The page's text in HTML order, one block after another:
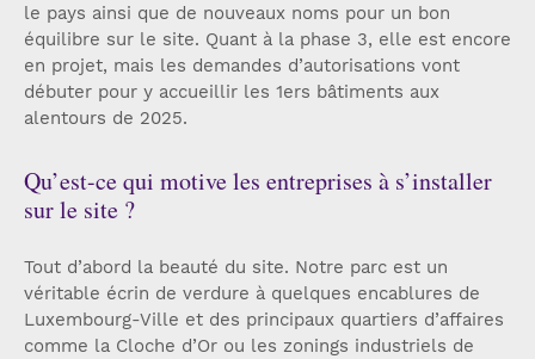
le pays ainsi que de nouveaux noms pour un bon
équilibre sur le site. Quant à la phase 3, elle est encore
en projet, mais les demandes d’autorisations vont
débuter pour y accueillir les 1ers bâtiments aux
alentours de 2025.
Qu’est-ce qui motive les entreprises à s’installer
sur le site ?
Tout d’abord la beauté du site. Notre parc est un
véritable écrin de verdure à quelques encablures de
Luxembourg-Ville et des principaux quartiers d’affaires
comme la Cloche d’Or ou les zonings industriels de